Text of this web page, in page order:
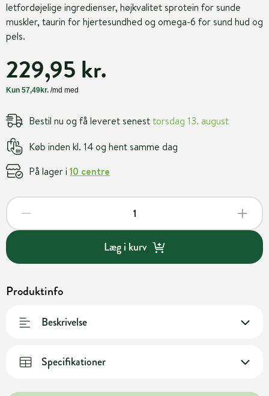
letfordøjelige ingredienser, højkvalitet sprotein for sunde
muskler, taurin for hjertesundhed og omega-6 for sund hud og
pels.
229,95 kr.
Bestil nu og få leveret senesttorsdag 13. august
Køb inden kl. 14 og hent samme dag
På lager i 10 centre
Læg i kurv
Produktinfo
Beskrivelse
Specifikationer